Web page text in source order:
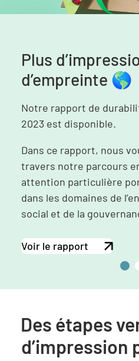
Plus
d’empreinte 🌎
Notre rapport de
2023 est disponible.
Dans ce rapport, nous
travers notre parcours
attention particulière
dans les domaines de
social et de la
Voir le rapport
2
Des étapes
d’impression